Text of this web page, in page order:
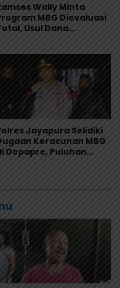
Wally Minta
MBG Dievaluasi
Usul Dana
Jayapura Selidiki
Keracunan MBG
Depapre, Puluhan